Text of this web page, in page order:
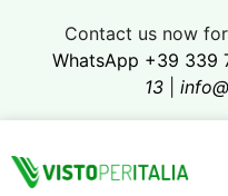
content
Contact us now
WhatsApp +39 339
13